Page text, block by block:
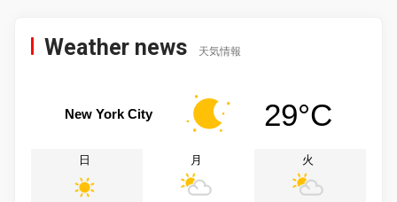
Weather news 天気情報
New York City 29°C
日 月 火